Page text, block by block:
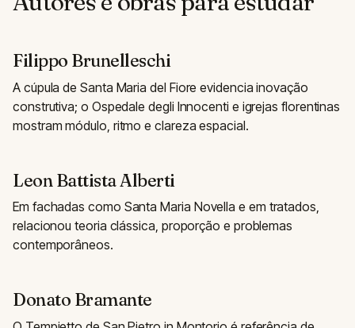
Filippo Brunelleschi
A cúpula de Santa Maria del Fiore evidencia inovação
construtiva; o Ospedale degli Innocenti e igrejas florentinas
mostram módulo, ritmo e clareza espacial.
Leon Battista Alberti
Em fachadas como Santa Maria Novella e em tratados,
relacionou teoria clássica, proporção e problemas
contemporâneos.
Donato Bramante